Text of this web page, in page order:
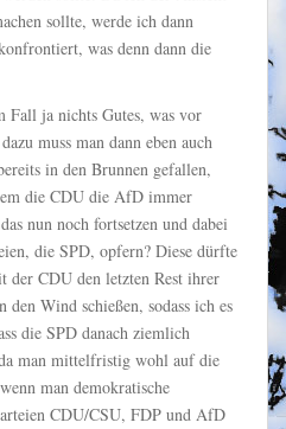
sollte, werde ich dann
was denn dann die
Fall ja nichts Gutes, was vor
muss man dann eben auch
in den Brunnen gefallen,
die CDU die AfD immer
nun noch fortsetzen und dabei
die SPD, opfern? Diese dürfte
CDU den letzten Rest ihrer
den Wind schießen, sodass ich es
die SPD danach ziemlich
man mittelfristig wohl auf die
man demokratische
CDU/CSU, FDP und AfD